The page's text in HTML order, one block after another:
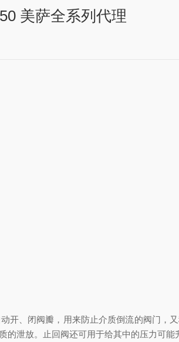
美萨全系列代理
开、闭阀瓣，用来防止介质倒流的阀门，
泄放。止回阀还可用于给其中的压力可能